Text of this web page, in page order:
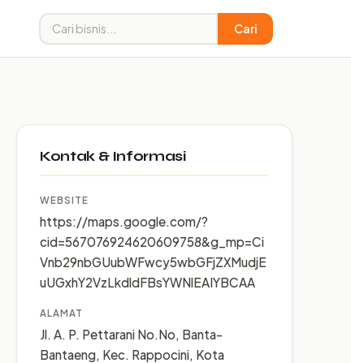
Cari
Kontak & Informasi
WEBSITE
https://maps.google.com/?
cid=567076924620609758&g_mp=Ci
Vnb29nbGUubWFwcy5wbGFjZXMudjE
uUGxhY2VzLkdldFBsYWNlEAIYBCAA
ALAMAT
Jl. A. P. Pettarani No.No, Banta-
Bantaeng, Kec. Rappocini, Kota